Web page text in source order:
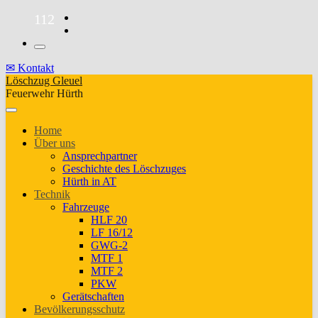
112
✉ Kontakt
Löschzug Gleuel
Feuerwehr Hürth
Home
Über uns
Ansprechpartner
Geschichte des Löschzuges
Hürth in AT
Technik
Fahrzeuge
HLF 20
LF 16/12
GWG-2
MTF 1
MTF 2
PKW
Gerätschaften
Bevölkerungsschutz